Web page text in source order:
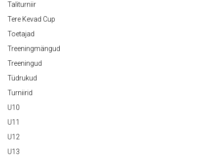
Taliturniir
Tere Kevad Cup
Toetajad
Treeningmängud
Treeningud
Tüdrukud
Turniirid
U10
U11
U12
U13